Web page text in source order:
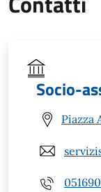
Socio-
Piazza